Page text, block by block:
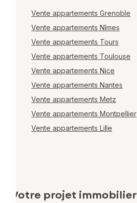
Vente appartements Grenoble
Vente appartements Nîmes
Vente appartements Tours
Vente appartements Toulouse
Vente appartements Nice
Vente appartements Nantes
Vente appartements Metz
Vente appartements Montpellier
Vente appartements Lille
Votre projet immobilier